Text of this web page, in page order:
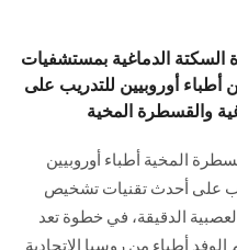
الموظفون
الدماغية بمستشفيات
أوروبيين للتدريب على
والقسطرة المخية
المخية أطباء أوروبيين
على أحدث تقنيات تشخيص
الدقيقة، في خطوة تعد
أطباء من روسيا الاتحادية